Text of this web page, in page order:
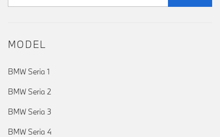
MODEL
BMW Seria 1
BMW Seria 2
BMW Seria 3
BMW Seria 4